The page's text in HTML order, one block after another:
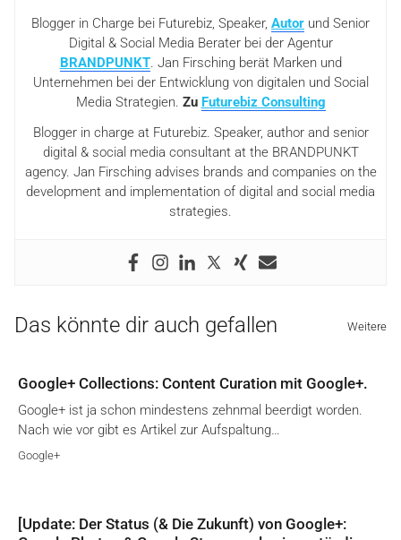
Blogger in Charge bei Futurebiz, Speaker, Autor und Senior
Digital & Social Media Berater bei der Agentur
BRANDPUNKT. Jan Firsching berät Marken und
Unternehmen bei der Entwicklung von digitalen und Social
Media Strategien. Zu Futurebiz Consulting
Blogger in charge at Futurebiz. Speaker, author and senior
digital & social media consultant at the BRANDPUNKT
agency. Jan Firsching advises brands and companies on the
development and implementation of digital and social media
strategies.
Das könnte dir auch gefallen Weitere
Google+ Collections: Content Curation mit Google+.
Google+ ist ja schon mindestens zehnmal beerdigt worden.
Nach wie vor gibt es Artikel zur Aufspaltung…
Google+
[Update: Der Status (& Die Zukunft) von Google+: